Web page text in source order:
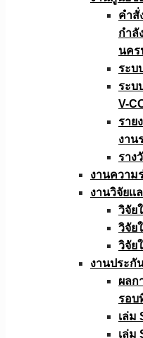
คำสั่
กำลั
นคร
ระบ
ระบ
V-
ราย
งาน
ราง
งานความ
งานวิจัยเ
วิจัย
วิจัย
วิจัย
งานประ
ผลก
รอบ
เล่ม
เล่ม